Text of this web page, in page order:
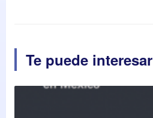
Te puede interesar